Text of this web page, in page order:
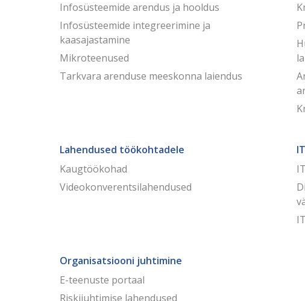
Infosüsteemide arendus ja hooldus
Infosüsteemide integreerimine ja
kaasajastamine
Mikroteenused
Tarkvara arenduse meeskonna laiendus
Lahendused töökohtadele
Kaugtöökohad
Videokonverentsilahendused
Organisatsiooni juhtimine
E-teenuste portaal
Riskijuhtimise lahendused